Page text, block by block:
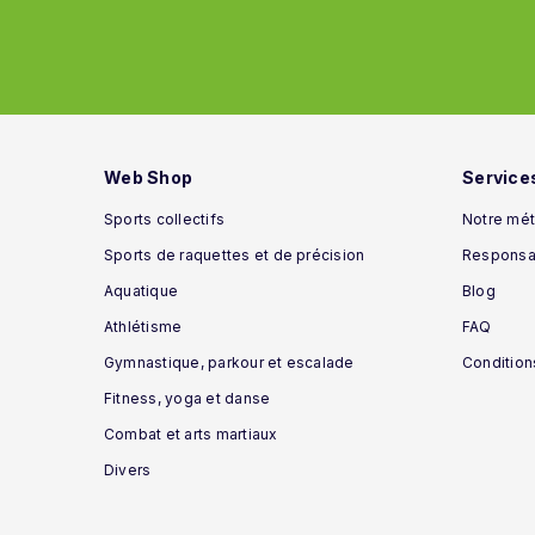
Web Shop
Sports collectifs
Sports de raquettes et de précision
Aquatique
Athlétisme
Gymnastique, parkour et escalade
Fitness, yoga et danse
Combat et arts martiaux
Divers
Notre
Blog
FAQ